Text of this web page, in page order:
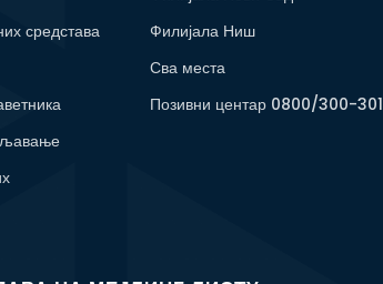
средстава
Филијала Ниш
Сва места
Позивни центар 0800/300-301